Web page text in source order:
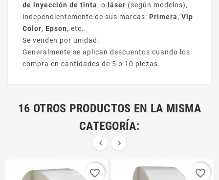
de inyección de tinta, o láser (según modelos),
independientemente de sus marcas: Primera, Vip
Color, Epson, etc..
Se venden por unidad.
Generalmente se aplican descuentos cuando los
compra en cantidades de 5 o 10 piezas.
16 OTROS PRODUCTOS EN LA MISMA
CATEGORÍA:
 
favorite_border favorite_border